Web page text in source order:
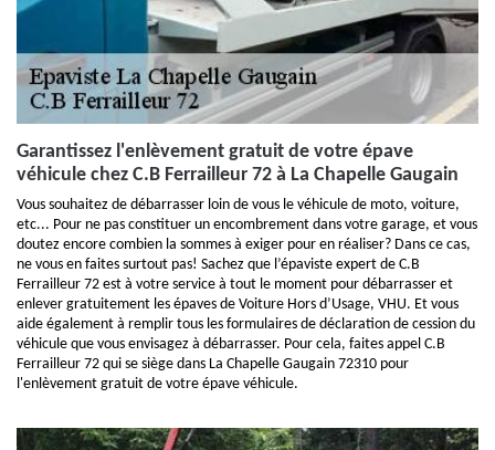
Garantissez l'enlèvement gratuit de votre épave
véhicule chez C.B Ferrailleur 72 à La Chapelle Gaugain
Vous souhaitez de débarrasser loin de vous le véhicule de moto, voiture,
etc... Pour ne pas constituer un encombrement dans votre garage, et vous
doutez encore combien la sommes à exiger pour en réaliser? Dans ce cas,
ne vous en faites surtout pas! Sachez que l’épaviste expert de C.B
Ferrailleur 72 est à votre service à tout le moment pour débarrasser et
enlever gratuitement les épaves de Voiture Hors d’Usage, VHU. Et vous
aide également à remplir tous les formulaires de déclaration de cession du
véhicule que vous envisagez à débarrasser. Pour cela, faites appel C.B
Ferrailleur 72 qui se siège dans La Chapelle Gaugain 72310 pour
l'enlèvement gratuit de votre épave véhicule.